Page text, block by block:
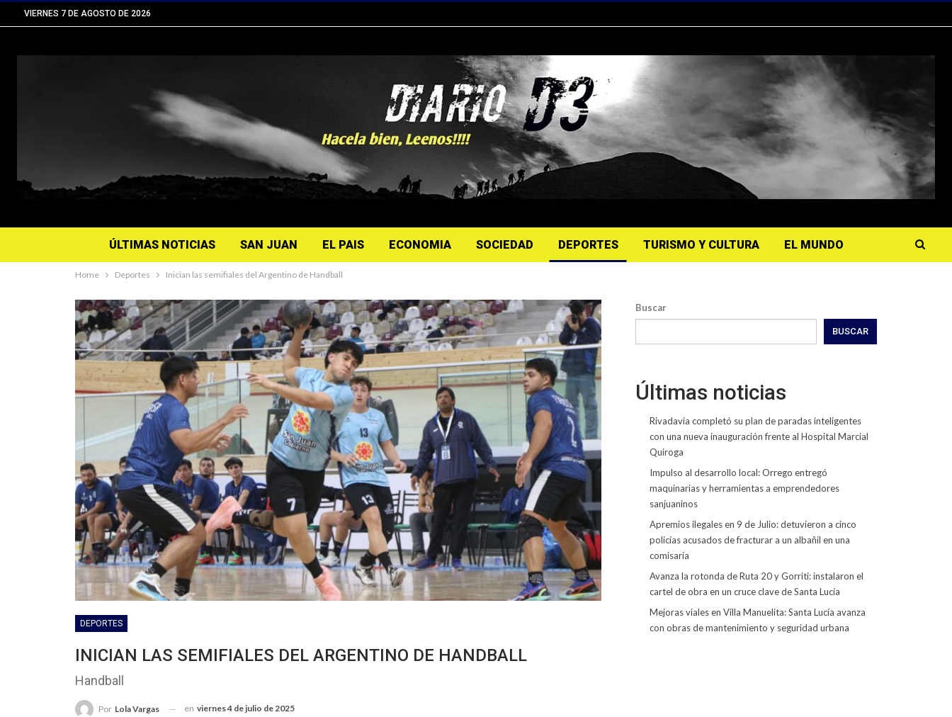
VIERNES 7 DE AGOSTO DE 2026
ÚLTIMAS NOTICIAS SAN JUAN EL PAIS ECONOMIA SOCIEDAD DEPORTES TURISMO Y CULTURA EL MUNDO
Home Deportes Inician las semifiales del Argentino de Handball
DEPORTES
INICIAN LAS SEMIFIALES DEL ARGENTINO DE HANDBALL
Handball
Por Lola Vargas en viernes 4 de julio de 2025
Buscar
BUSCAR
Últimas noticias
Rivadavia completó su plan de paradas inteligentes
con una nueva inauguración frente al Hospital Marcial
Quiroga
Impulso al desarrollo local: Orrego entregó
maquinarias y herramientas a emprendedores
sanjuaninos
Apremios ilegales en 9 de Julio: detuvieron a cinco
policías acusados de fracturar a un albañil en una
comisaría
Avanza la rotonda de Ruta 20 y Gorriti: instalaron el
cartel de obra en un cruce clave de Santa Lucía
Mejoras viales en Villa Manuelita: Santa Lucía avanza
con obras de mantenimiento y seguridad urbana